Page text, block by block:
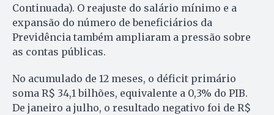
Continuada). O reajuste do salário mínimo e a
expansão do número de beneficiários da
Previdência também ampliaram a pressão sobre
as contas públicas.
No acumulado de 12 meses, o déficit primário
soma R$ 34,1 bilhões, equivalente a 0,3% do PIB.
De janeiro a julho, o resultado negativo foi de R$